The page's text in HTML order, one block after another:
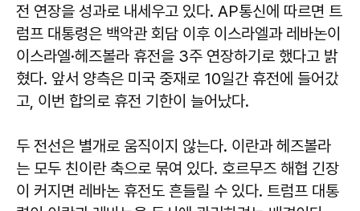
전 연장을 성과로 내세우고 있다. AP통신에 따르면 트
럼프 대통령은 백악관 회담 이후 이스라엘과 레바논이
이스라엘·헤즈볼라 휴전을 3주 연장하기로 했다고 밝
혔다. 앞서 양측은 미국 중재로 10일간 휴전에 들어갔
고, 이번 합의로 휴전 기한이 늘어났다.
두 전선은 별개로 움직이지 않는다. 이란과 헤즈볼라
는 모두 친이란 축으로 묶여 있다. 호르무즈 해협 긴장
이 커지면 레바논 휴전도 흔들릴 수 있다. 트럼프 대통